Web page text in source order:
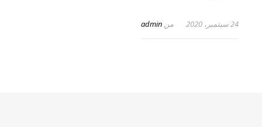
من admin 24 سبتمبر، 2020